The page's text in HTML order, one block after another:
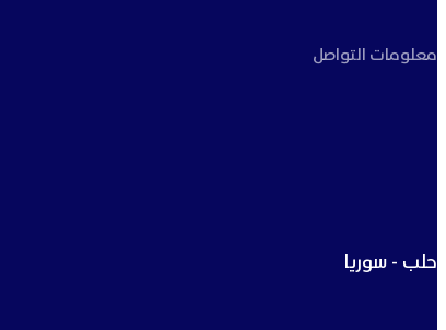
معلومات التواصل
حلب - سوريا